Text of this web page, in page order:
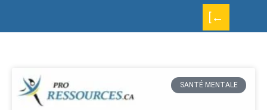
[←
SANTÉ MENTALE